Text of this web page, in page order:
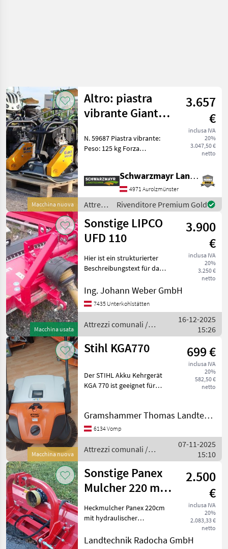
Macchina nuova
Altro: piastra
vibrante Giant
3.657
€
inclusa IVA
20%
3.047,50 €
netto
N. 59687 Piastra vibrante:
Peso: 125 kg Forza
Lunghezza della piastra: 61
cm Frequenza: 95 Hz
Motore: Hatz 1B20 C
Schwarzmayr Landtechnik GmbH - Aurolzmünster
4971 Aurolzmünster
Attrezzi
comunali
/
Sonstige
Rivenditore Premium Gold
Macchina usata
Sonstige LIPCO
UFD 110
3.900
€
inclusa IVA
20%
3.250 €
netto
Hier ist ein strukturierter
Beschreibungstext für das
**Produktbeschreibung:
Sonstige Kommunalgerät**
**Marke:** Sonstige
Ing. Johann Weber GmbH
7435 Unterkohlstätten
Attrezzi comunali /
Sonstige
16-12-2025
15:26
Macchina nuova
Stihl KGA770 699 €
inclusa IVA
20%
582,50 €
netto
Der STIHL Akku Kehrgerät
KGA 770 ist geeignet für
ausgestattet mit dem STIHL
MulitClean PLUS
Kehrsystem, einer 8-fac
Gramshammer Thomas Landtechnik
6134 Vomp
Attrezzi comunali /
Stihl
07-11-2025
15:10
Sonstige Panex
Mulcher 220 mit
Hd-
Verschiebung
2.500
€
inclusa IVA
20%
2.083,33 €
netto
Heckmulcher Panex 220cm
mit hydraulischer
Hammerschlägel, inkl.
Landtechnik Radocha GmbH